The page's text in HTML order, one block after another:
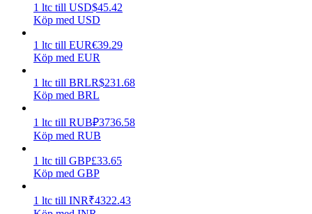
Handelsstrategier
Lär dig hur du håller dig lönsam
1 ltc till USD$45.42
Köp med USD
1 ltc till EUR€39.29
Köp med EUR
1 ltc till BRLR$231.68
Köp med BRL
1 ltc till RUB₽3736.58
Köp med RUB
1 ltc till GBP£33.65
Köp med GBP
1 ltc till INR₹4322.43